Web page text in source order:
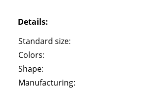
Details:
Standard size:
Colors:
Shape:
Manufacturing: